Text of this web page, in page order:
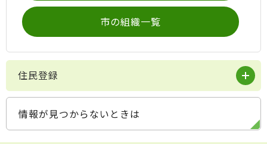
市の組織一覧
住民登録
情報が見つからないときは